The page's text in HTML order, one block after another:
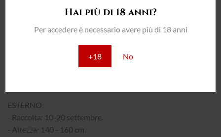
Hai più di 18 anni?
Per accedere è necessario avere più di 18 anni
+18 No
- Fioritura: 50-60 giorni.
ESTERNO:
- Raccolta: 10-20 settembre.
- Altezza: 140 - 160 cm.